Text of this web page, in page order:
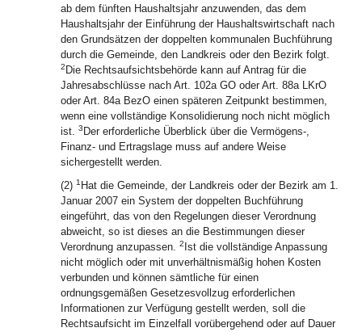
ab dem fünften Haushaltsjahr anzuwenden, das dem
Haushaltsjahr der Einführung der Haushaltswirtschaft nach
den Grundsätzen der doppelten kommunalen Buchführung
durch die Gemeinde, den Landkreis oder den Bezirk folgt.
2 Die Rechtsaufsichtsbehörde kann auf Antrag für die
Jahresabschlüsse nach Art. 102a GO oder Art. 88a LKrO
oder Art. 84a BezO einen späteren Zeitpunkt bestimmen,
wenn eine vollständige Konsolidierung noch nicht möglich
ist. 3 Der erforderliche Überblick über die Vermögens-,
Finanz- und Ertragslage muss auf andere Weise
sichergestellt werden.
(2) 1 Hat die Gemeinde, der Landkreis oder der Bezirk am 1.
Januar 2007 ein System der doppelten Buchführung
eingeführt, das von den Regelungen dieser Verordnung
abweicht, so ist dieses an die Bestimmungen dieser
Verordnung anzupassen. 2 Ist die vollständige Anpassung
nicht möglich oder mit unverhältnismäßig hohen Kosten
verbunden und können sämtliche für einen
ordnungsgemäßen Gesetzesvollzug erforderlichen
Informationen zur Verfügung gestellt werden, soll die
Rechtsaufsicht im Einzelfall vorübergehend oder auf Dauer